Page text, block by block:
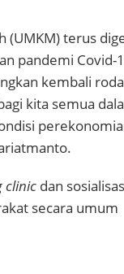
(UMKM) terus
pandemi Covid-
kembali roda
kita semua
clinic dan
secara umum